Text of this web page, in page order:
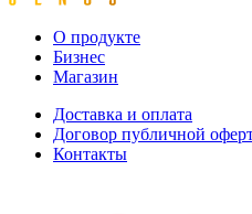
О продукте
Бизнес
Магазин
Доставка и оплата
Договор публичной
Контакты